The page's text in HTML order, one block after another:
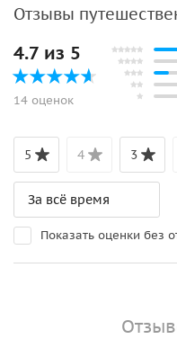
Отзывы
4.7 из 5
14 оценок
5 4 3
Показать оценки без